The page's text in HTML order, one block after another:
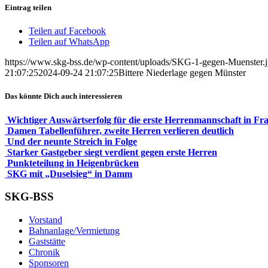
Eintrag teilen
Teilen auf Facebook
Teilen auf WhatsApp
https://www.skg-bss.de/wp-content/uploads/SKG-1-gegen-
21:07:252024-09-24 21:07:25Bittere Niederlage gegen Münster
Das könnte Dich auch interessieren
Wichtiger Auswärtserfolg für die erste Herrenmannschaft in
Damen Tabellenführer, zweite Herren verlieren deutlich
Und der neunte Streich in Folge
Starker Gastgeber siegt verdient gegen erste Herren
Punkteteilung in Heigenbrücken
SKG mit „Duselsieg“ in Damm
SKG-BSS
Vorstand
Bahnanlage/Vermietung
Gaststätte
Chronik
Sponsoren